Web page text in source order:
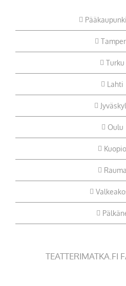
Turku
Lahti
Oulu
Kuopio
Rauma
TEATTERIMATKA.FI